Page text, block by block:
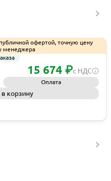
офертой, точную цену
менеджера
15 674 ₽с НДС
Оплата
корзину